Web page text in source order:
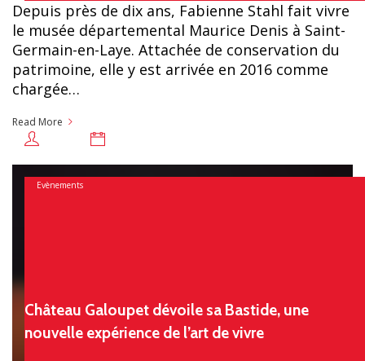
Depuis près de dix ans, Fabienne Stahl fait vivre
le musée départemental Maurice Denis à Saint-
Germain-en-Laye. Attachée de conservation du
patrimoine, elle y est arrivée en 2016 comme
chargée…
Read More
Evènements
Château Galoupet dévoile sa Bastide, une
nouvelle expérience de l’art de vivre